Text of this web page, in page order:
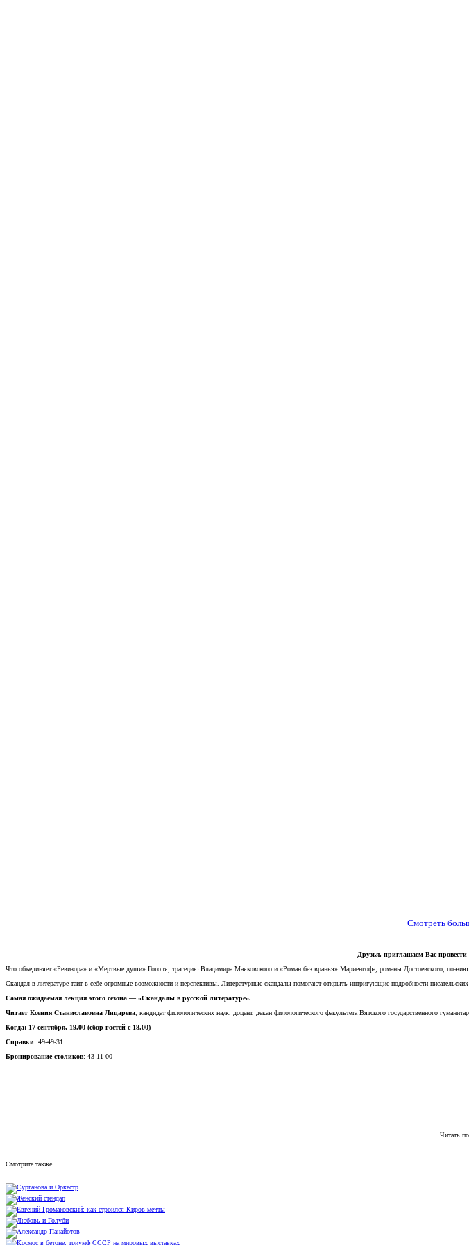
Смотреть
Друзья, приглашаем Вас
Что объединяет «Ревизора» и «Мертвые души» Гоголя, трагедию Владимира Маяковского и «Роман без вранья» Мариенгофа, романы Достоевского,
Скандал в литературе таит в себе огромные возможности и перспективы. Литературные скандалы помогают открыть интригующие подробности
Самая ожидаемая лекция этого сезона — «Скандалы в русской литературе».
Читает Ксения Станиславовна Лицарева , кандидат филологических наук, доцент, декан филологического факультета Вятского государственного
Когда: 17 сентября, 19.00 (сбор гостей с 18.00)
Справки: 49-49-31
Бронирование столиков: 43-11-00
Читать
Смотрите также